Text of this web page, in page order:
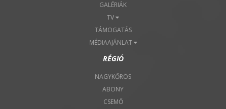
GALÉRIÁK
TV
TÁMOGATÁS
MÉDIAAJÁNLAT
RÉGIÓ
NAGYKŐRÖS
ABONY
CSEMŐ